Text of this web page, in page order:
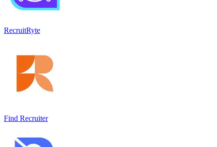
RecruitRyte
Find Recruiter